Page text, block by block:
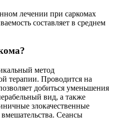
лечении при саркомах
составляет в среднем
метод
терапии. Проводится на
добиться уменьшения
вид, а также
злокачественные
Сеансы